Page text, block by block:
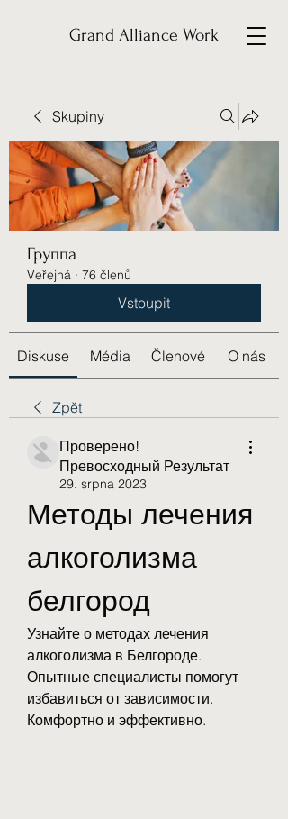
Grand Alliance Work
Skupiny
Группа
Veřejná · 76 členů
Vstoupit
Diskuse Média Členové O nás
Zpět
Проверено!
Превосходный Результат
29. srpna 2023
Методы лечения
алкоголизма
белгород
Узнайте о методах лечения
алкоголизма в Белгороде.
Опытные специалисты помогут
избавиться от зависимости.
Комфортно и эффективно.